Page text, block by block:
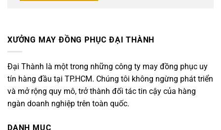
XƯỞNG MAY ĐỒNG PHỤC ĐẠI THÀNH
Đại Thành là một trong những công ty may đồng phục uy
tín hàng đầu tại TP.HCM. Chúng tôi không ngừng phát triển
và mở rộng quy mô, trở thành đối tác tin cậy của hàng
ngàn doanh nghiệp trên toàn quốc.
DANH MỤC